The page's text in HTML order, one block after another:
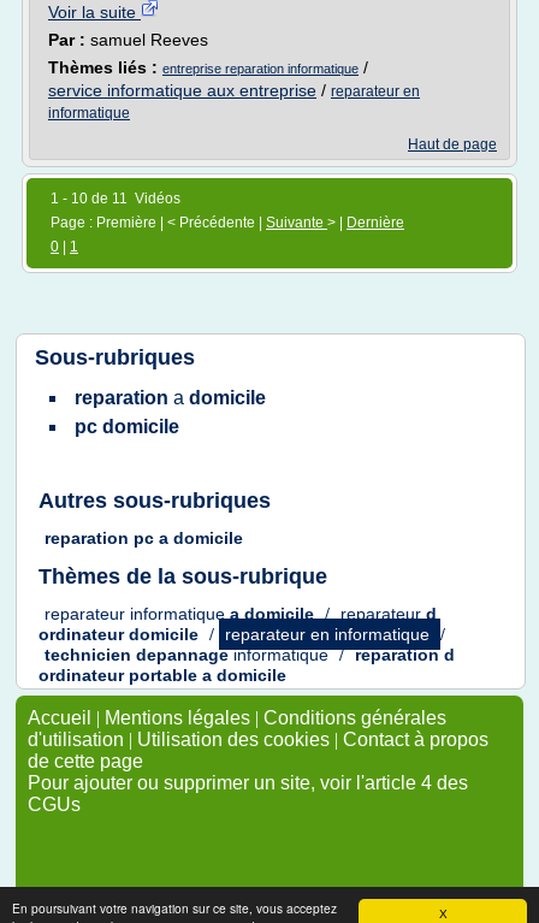
X
En poursuivant votre navigation sur ce site, vous acceptez
Voir la suite
Par : samuel Reeves
Thèmes liés : entreprise reparation informatique /
service informatique aux entreprise / reparateur en
informatique
Haut de page
1 - 10 de 11 Vidéos
Page : Première | < Précédente | Suivante > |
Dernière
0
1
Sous-rubriques
reparation a domicile
pc domicile
Autres sous-rubriques
reparation pc a domicile
Thèmes de la sous-rubrique
reparateur informatique a domicile / reparateur d
ordinateur domicile / reparateur en informatique /
technicien depannageinformatique / reparationd
ordinateur portable a domicile
Accueil | Mentions légales | Conditions générales
d'utilisation | Utilisation des cookies | Contact à propos
de cette page
Pour ajouter ou supprimer un site, voir l'article 4 des
CGUs